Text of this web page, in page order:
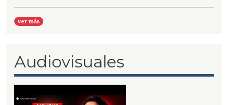
ver más
Audiovisuales